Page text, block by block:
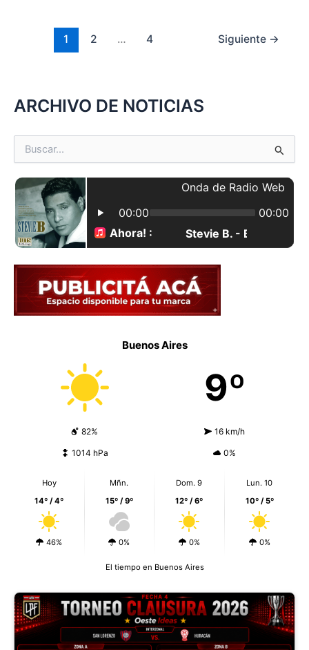
b
o
k
d
ar
1 2 … 4 Siguiente →
ARCHIVO DE NOTICIAS
c
p
o
:
Buenos Aires
9º
82% 16 km/h
1014 hPa 0%
Hoy
14º / 4º
46%
Mñn.
15º / 9º
0%
Dom. 9
12º / 6º
0%
Lun. 10
10º / 5º
0%
El tiempo en Buenos Aires